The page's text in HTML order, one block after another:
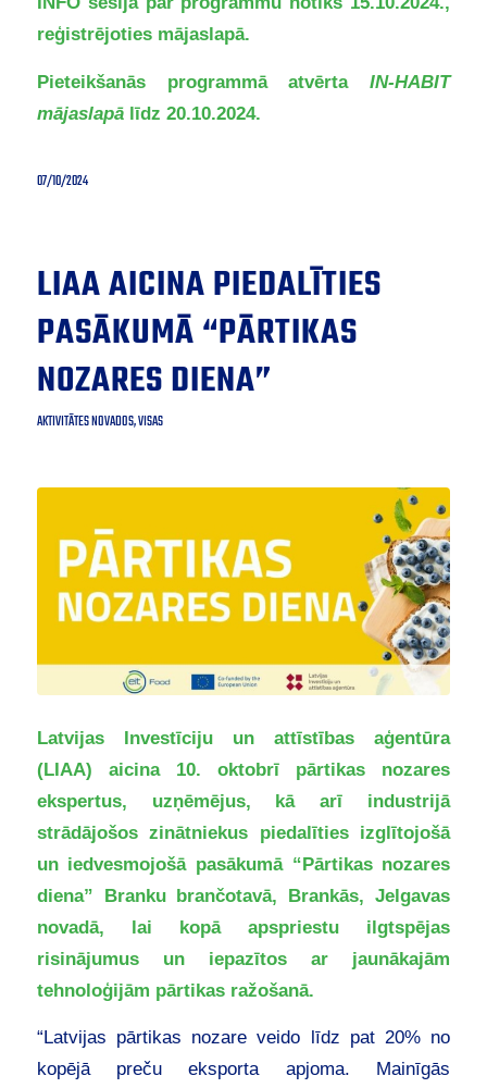
reģistrējoties mājaslapā.
Pieteikšanās programmā atvērtaIN-HABIT
mājaslapālīdz 20.10.2024.
07/10/2024
LIAA AICINA PIEDALĪTIES
PASĀKUMĀ “PĀRTIKAS
NOZARES DIENA”
AKTIVITĀTES NOVADOS,VISAS
Latvijas Investīciju un attīstības aģentūra
(LIAA) aicina 10. oktobrī pārtikas nozares
ekspertus, uzņēmējus, kā arī industrijā
strādājošos zinātniekus piedalīties izglītojošā
un iedvesmojošā pasākumā “Pārtikas nozares
diena” Branku brančotavā, Brankās, Jelgavas
novadā, lai kopā apspriestu ilgtspējas
risinājumus un iepazītos ar jaunākajām
tehnoloģijām pārtikas ražošanā.
“Latvijas pārtikas nozare veido līdz pat 20% no
kopējā preču eksporta apjoma. Mainīgās